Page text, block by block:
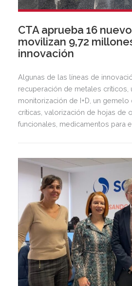
CTA aprueba 16
movilizan 9,72
innovación
Algunas de las líneas de
recuperación de metales críticos,
monitorización de I+D, un gemelo
críticas, valorización de hojas de
funcionales, medicamentos para